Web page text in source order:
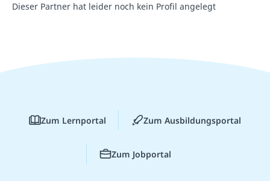
Dieser Partner hat leider noch kein Profil angelegt
Zum Lernportal Zum Ausbildungsportal
Zum Jobportal